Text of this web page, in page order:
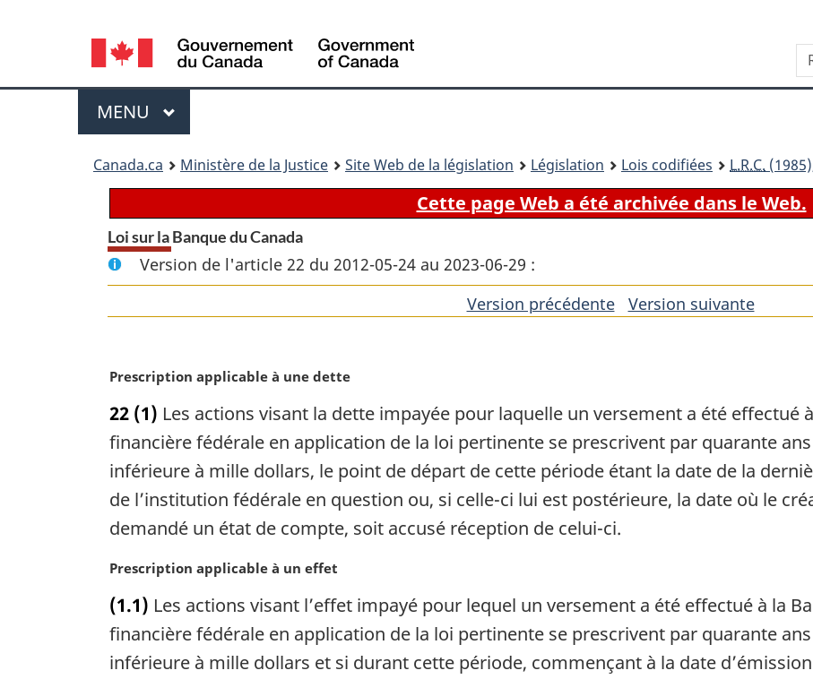
principal
À
site
version
Language
selection
Menu
MENU PRINCIPAL
Canada.ca Ministère de la Justice Site Web de la législation Législation Lois codifiées L.R.C.
Cette page Web a été archivée dans le Web.
Loi sur la Banque du Canada
Version de l'article 22 du 2012-05-24 au 2023-06-29 :
Version précédentedeVersion suivantede
N
t
e
a
r
g
i
n
l
e
:
Prescription applicable à une dette
22 (1) Les actions visant la dette impayée pour laquelle un versement a été effectué
financière fédérale en application de la loi pertinente se prescrivent par quarante
inférieure à mille dollars, le point de départ de cette période étant la date de la
de l’institution fédérale en question ou, si celle-ci lui est postérieure, la date où le
demandé un état de compte, soit accusé réception de celui-ci.
N
t
e
a
Prescription applicable à un effet
(1.1) Les actions visant l’effet impayé pour lequel un versement a été effectué à la
financière fédérale en application de la loi pertinente se prescrivent par quarante
inférieure à mille dollars et si durant cette période, commençant à la date